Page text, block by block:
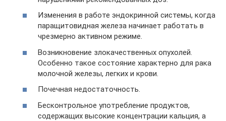
Изменения в работе эндокринной системы, когда
паращитовидная железа начинает работать в
чрезмерно активном режиме.
Возникновение злокачественных опухолей.
Особенно такое состояние характерно для рака
молочной железы, легких и крови.
Почечная недостаточность.
Бесконтрольное употребление продуктов,
содержащих высокие концентрации кальция, а